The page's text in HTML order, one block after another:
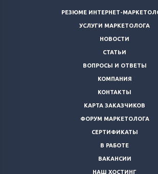
РЕЗЮМЕ ИНТЕРНЕТ-
УСЛУГИ МАРКЕТОЛОГА
НОВОСТИ
СТАТЬИ
ВОПРОСЫ И ОТВЕТЫ
КОМПАНИЯ
КОНТАКТЫ
КАРТА ЗАКАЗЧИКОВ
ФОРУМ МАРКЕТОЛОГА
СЕРТИФИКАТЫ
В РАБОТЕ
ВАКАНСИИ
НАШ ХОСТИНГ